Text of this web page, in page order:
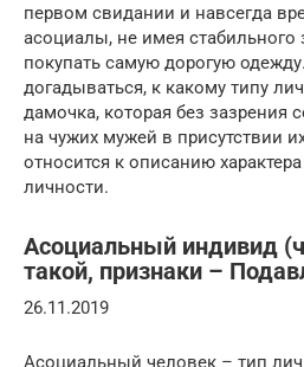
первом свидании и навсегда
асоциалы, не имея стабильного
покупать самую дорогую
догадываться, к какому типу
дамочка, которая без зазрения
на чужих мужей в присутствии
относится к описанию
личности.
Асоциальный индивид
такой, признаки –
26.11.2019
Асоциальный человек – тип